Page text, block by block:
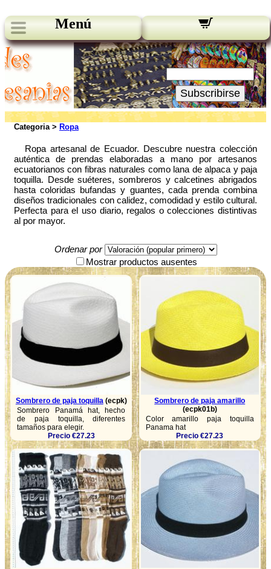
Menú
Novedades:
Su Email:
Subscribirse
Categoria > Ropa
Ropa artesanal de Ecuador. Descubre nuestra colección
auténtica de prendas elaboradas a mano por artesanos
ecuatorianos con fibras naturales como lana de alpaca y paja
toquilla. Desde suéteres, sombreros y calcetines abrigados
hasta coloridas bufandas y guantes, cada prenda combina
diseños tradicionales con calidez, comodidad y estilo cultural.
Perfecta para el uso diario, regalos o colecciones distintivas
al por mayor.
Ordenar por
Mostrar productos ausentes
Sombrero de paja toquilla (ecpk)
Sombrero Panamá hat, hecho
de paja toquilla, diferentes
tamaños para elegir.
Precio €27.23
Sombrero de paja amarillo
(ecpk01b)
Color amarillo paja toquilla
Panama hat
Precio €27.23